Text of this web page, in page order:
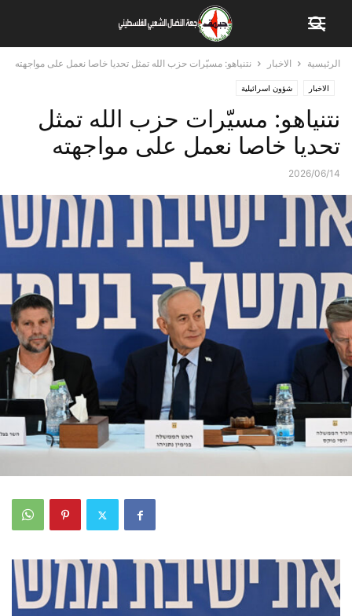
الرئيسية الاخبار نتنياهو: مسيّرات حزب الله تمثل تحديا خاصا نعمل على مواجهته
الاخبار شؤون اسرائيلية
نتنياهو: مسيّرات حزب الله تمثل
تحديا خاصا نعمل على مواجهته
2026/06/14